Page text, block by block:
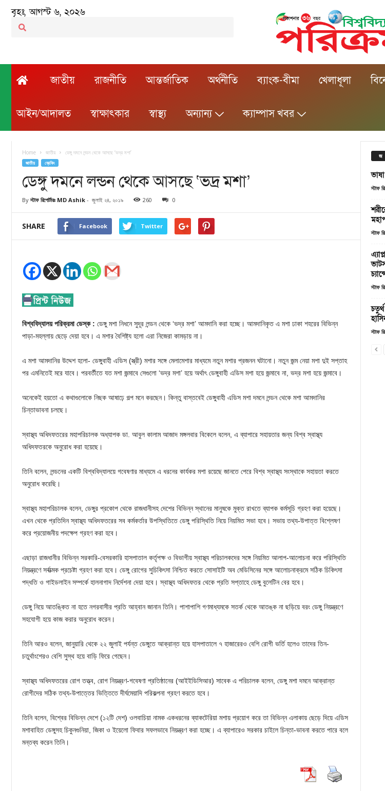
বৃহঃ, আগস্ট ৬, ২০২৬
জাতীয় রাজনীতি আন্তর্জাতিক অর্থনীতি ব্যাংক-বীমা খেলাধূলা
আইন/আদালত স্বাক্ষাৎকার স্বাস্থ্য অন্যান্য ক্যাম্পাস খবর
Home জাতীয় ডেঙ্গু দমনে লন্ডন থেকে আসছে ‘ভদ্র মশা’
জাতীয় ব্রেকিং
ডেঙ্গু দমনে লন্ডন থেকে আসছে ‘ভদ্র মশা’
By স্টাফ রিপোর্টারঃ MD Ashik - জুলাই ২৪, ২০১৯ 260 0
SHARE Facebook Twitter
বিশ্ববিদ্যালয় পরিক্রমা ডেস্ক : ডেঙ্গু মশা নিধনে সুদূর লন্ডন থেকে ‘ভদ্র মশা’ আমদানি করা হচ্ছে। আমদানিকৃত এ মশা ঢাকা শহরের বিভিন্ন
পাড়া-মহল্লায় ছেড়ে দেয়া হবে। এ মশার বৈশিষ্ট্য হলো এরা নিজেরা কামড়ায় না।
এ মশা আমদানির উদ্দেশ হলো- ডেঙ্গুবাহী এডিস (স্ত্রী) মশার সঙ্গে মেলামেশার মাধ্যমে নতুন মশার প্রজনন ঘটানো। নতুন জন্ম নেয়া মশা দুই সপ্তাহ
পর এমনিতেই মরে যাবে। পরবর্তীতে যত মশা জন্মাবে সেগুলো ‘ভদ্র মশা’ হয়ে অর্থাৎ ডেঙ্গুবাহী এডিস মশা হয়ে জন্মাবে না, ভদ্র মশা হয়ে জন্মাবে।
অনেকেই হয়তো এ কথাগুলোকে নিছক আষাঢ়ে গল্প মনে করছেন। কিন্তু বাস্তবেই ডেঙ্গুবাহী এডিস মশা দমনে লন্ডন থেকে মশা আমদানির
চিন্তাভাবনা চলছে।
স্বাস্থ্য অধিদফতরের মহাপরিচালক অধ্যাপক ডা. আবুল কালাম আজাদ মঙ্গলবার বিকেলে বলেন, এ ব্যাপারে সহায়তার জন্য বিশ্ব স্বাস্থ্য
অধিদফতরকে অনুরোধ করা হয়েছে।
তিনি বলেন, লন্ডনের একটি বিশ্ববিদ্যালয়ে গবেষণার মাধ্যমে এ ধরনের কার্যকর মশা রয়েছে জানতে পেরে বিশ্ব স্বাস্থ্য সংস্থাকে সহায়তা করতে
অনুরোধ করেছি।
স্বাস্থ্য মহাপরিচালক বলেন, ডেঙ্গুর প্রকোপ থেকে রাজধানীসহ দেশের বিভিন্ন স্থানের মানুষকে মুক্ত রাখতে ব্যাপক কর্মসূচি গ্রহণ করা হয়েছে।
এখন থেকে প্রতিদিন স্বাস্থ্য অধিদফতরের সব কর্মকর্তার উপস্থিতিতে ডেঙ্গু পরিস্থিতি নিয়ে নিয়মিত সভা হবে। সভায় তথ্য-উপাত্ত বিশ্লেষণ
করে প্রয়োজনীয় পদক্ষেপ গ্রহণ করা হবে।
এছাড়া রাজধানীর বিভিন্ন সরকারি-বেসরকারি হাসপাতাল কর্তৃপক্ষ ও বিভাগীয় স্বাস্থ্য পরিচালকদের সঙ্গে নিয়মিত আলাপ-আলোচনা করে পরিস্থিতি
নিয়ন্ত্রণে সর্বাত্মক প্রচেষ্টা গ্রহণ করা হবে। ডেঙ্গু রোগের সুচিকিৎসা নিশ্চিত করতে সোসাইটি অব মেডিসিনের সঙ্গে আলোচনাক্রমে সঠিক চিকিৎসা
পদ্ধতি ও গাইডলাইন সম্পর্কে হালনাগাদ নির্দেশনা দেয়া হবে। স্বাস্থ্য অধিদফতর থেকে প্রতি সপ্তাহে ডেঙ্গু বুলেটিন বের হবে।
ডেঙ্গু নিয়ে আতঙ্কিত না হতে নগরবাসীর প্রতি আহ্বান জানান তিনি। পাশাপাশি গণমাধ্যমকে সতর্ক থেকে আতঙ্ক না ছড়িয়ে বরং ডেঙ্গু নিয়ন্ত্রণে
সহযোগী হয়ে কাজ করার অনুরোধ করেন।
তিনি আরও বলেন, জানুয়ারি থেকে ২২ জুলাই পর্যন্ত ডেঙ্গুতে আক্রান্ত হয়ে হাসপাতালে ৭ হাজারেরও বেশি রোগী ভর্তি হলেও তাদের তিন-
চতুর্থাংশেরও বেশি সুস্থ হয়ে বাড়ি ফিরে গেছেন।
স্বাস্থ্য অধিদফতরের রোগ তত্ত্ব, রোগ নিয়ন্ত্রণ-গবেষণা প্রতিষ্ঠানের (আইইডিসিআর) সাবেক এ পরিচালক বলেন, ডেঙ্গু মশা দমনে আক্রান্ত
রোগীদের সঠিক তথ্য-উপাত্তের ভিত্তিতে দীর্ঘমেয়াদি পরিকল্পনা গ্রহণ করতে হবে।
তিনি বলেন, বিশ্বের বিভিন্ন দেশে (১২টি দেশ) ওলবাচিয়া নামক একধরনের ব্যাকটেরিয়া মশায় প্রয়োগ করে তা বিভিন্ন এলাকায় ছেড়ে দিয়ে এডিস
মশাবাহিত ডেঙ্গুসহ চিকুনগুনিয়া, জিকা ও ইয়েলো ফিবার সফলভাবে নিয়ন্ত্রণ করা হচ্ছে। এ ব্যাপারেও সরকার চাইলে চিন্তা-ভাবনা করতে পারে বলে
মন্তব্য করেন তিনি।
জ
স্টাফ
স্টাফ
স্টাফ
স্টাফ